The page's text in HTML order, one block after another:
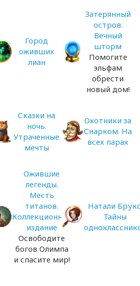
Город
оживших
лиан
Затерянный
остров.
Вечный
шторм
Помогите
эльфам
обрести
новый дом!
Сказки на
ночь.
Утраченные
мечты
Охотники за
Снарком. На
всех парах
Ожившие
легенды.
Месть
титанов.
Коллекционное
издание
Освободите
богов Олимпа
и спасите мир!
Натали
Тайны